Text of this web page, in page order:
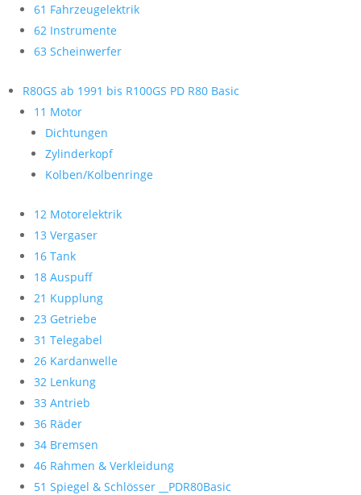
61 Fahrzeugelektrik
62 Instrumente
63 Scheinwerfer
R80GS ab 1991 bis R100GS PD R80 Basic
11 Motor
Dichtungen
Zylinderkopf
Kolben/Kolbenringe
12 Motorelektrik
13 Vergaser
16 Tank
18 Auspuff
21 Kupplung
23 Getriebe
31 Telegabel
26 Kardanwelle
32 Lenkung
33 Antrieb
36 Räder
34 Bremsen
46 Rahmen & Verkleidung
51 Spiegel & Schlösser __PDR80Basic